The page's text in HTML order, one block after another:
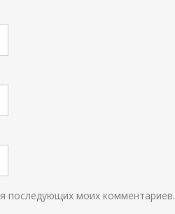
последующих моих комментариев.